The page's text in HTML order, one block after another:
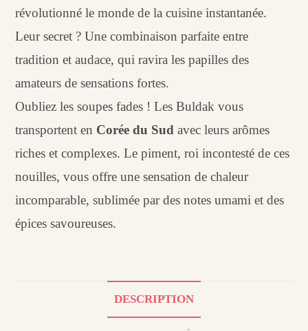
révolutionné le monde de la cuisine instantanée.
Leur secret ? Une combinaison parfaite entre
tradition et audace, qui ravira les papilles des
amateurs de sensations fortes.
Oubliez les soupes fades ! Les Buldak vous
transportent en Corée du Sud avec leurs arômes
riches et complexes. Le piment, roi incontesté de ces
nouilles, vous offre une sensation de chaleur
incomparable, sublimée par des notes umami et des
épices savoureuses.
DESCRIPTION